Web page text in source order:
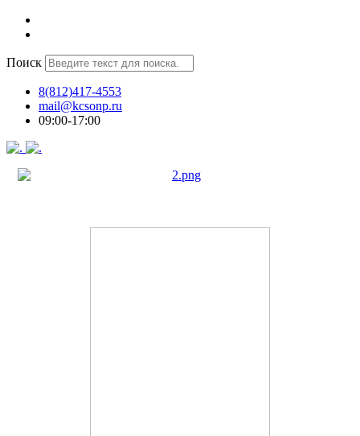
Поиск
8(812)417-4553
mail@kcsonp.ru
09:00-17:00